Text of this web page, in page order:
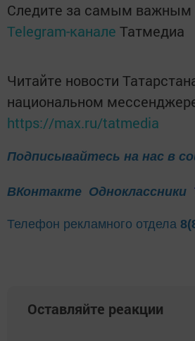
Следите за самым важным
Telegram-канале Татмедиа
Читайте новости
национальном
https://max.ru/tatmedia
Подписывайтесь на нас в
ВКонтакте Одноклассники
Телефон рекламного отдела
Оставляйте реакции